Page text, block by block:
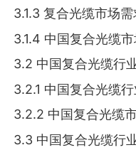
3.1.3 复合光缆市场
3.1.4 中国复合光缆
3.2 中国复合光缆行
3.2.1 中国复合光缆
3.2.2 中国复合光缆
3.3 中国复合光缆行